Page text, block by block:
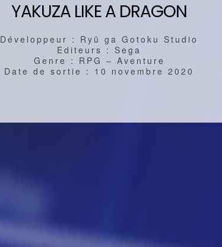
YAKUZA LIKE A DRAGON
Développeur : Ryū ga Gotoku Studio
Editeurs : Sega
Genre : RPG – Aventure
Date de sortie : 10 novembre 2020